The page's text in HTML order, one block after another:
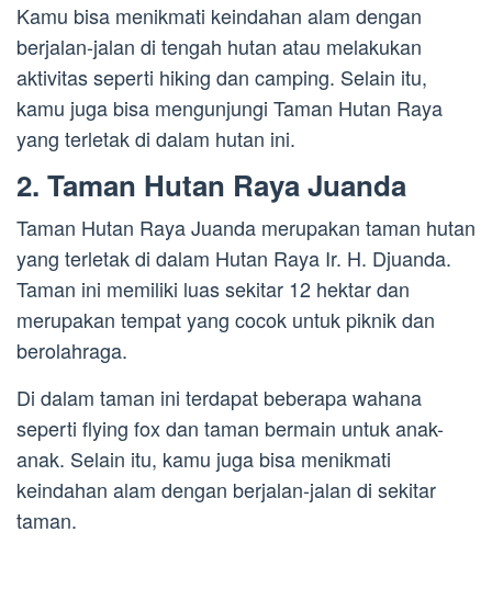
Kamu bisa menikmati keindahan alam dengan
berjalan-jalan di tengah hutan atau melakukan
aktivitas seperti hiking dan camping. Selain itu,
kamu juga bisa mengunjungi Taman Hutan Raya
yang terletak di dalam hutan ini.
2. Taman Hutan Raya Juanda
Taman Hutan Raya Juanda merupakan taman hutan
yang terletak di dalam Hutan Raya Ir. H. Djuanda.
Taman ini memiliki luas sekitar 12 hektar dan
merupakan tempat yang cocok untuk piknik dan
berolahraga.
Di dalam taman ini terdapat beberapa wahana
seperti flying fox dan taman bermain untuk anak-
anak. Selain itu, kamu juga bisa menikmati
keindahan alam dengan berjalan-jalan di sekitar
taman.